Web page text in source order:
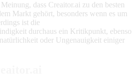
dass Creaitor.ai zu den besten
Markt gehört, besonders wenn es um
ist die
durchaus ein Kritikpunkt, ebenso
oder Ungenauigkeit einiger